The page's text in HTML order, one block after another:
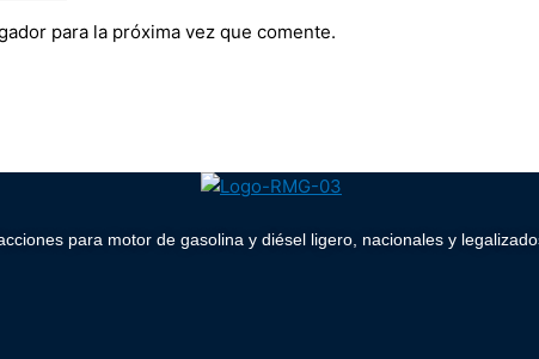
para la próxima vez que comente.
para motor de gasolina y diésel ligero, nacionales y